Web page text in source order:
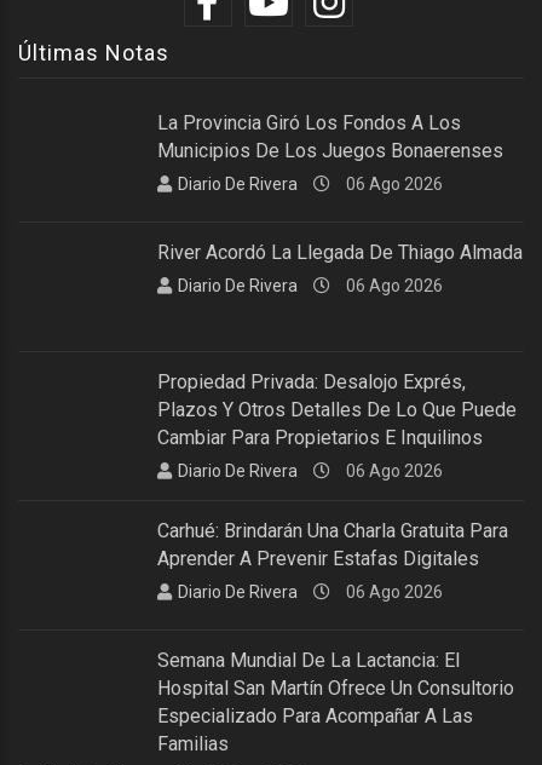
Últimas Notas
La Provincia Giró Los Fondos A Los
Municipios De Los Juegos Bonaerenses
Diario De Rivera 06 Ago 2026
River Acordó La Llegada De Thiago Almada
Diario De Rivera 06 Ago 2026
Propiedad Privada: Desalojo Exprés,
Plazos Y Otros Detalles De Lo Que Puede
Cambiar Para Propietarios E Inquilinos
Diario De Rivera 06 Ago 2026
Carhué: Brindarán Una Charla Gratuita Para
Aprender A Prevenir Estafas Digitales
Diario De Rivera 06 Ago 2026
Semana Mundial De La Lactancia: El
Hospital San Martín Ofrece Un Consultorio
Especializado Para Acompañar A Las
Familias